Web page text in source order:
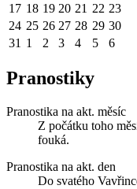
17 18 19 20 21 22 23
24 25 26 27 28 29 30
31 1 2 3 4 5 6
Pranostiky
Pranostika na akt. měsíc
Z počátku toho
fouká.
Pranostika na akt. den
Do svatého